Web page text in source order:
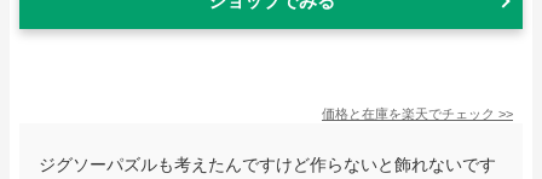
価格と在庫を楽天でチェック >>
ジグソーパズルも考えたんですけど作らないと飾れないです